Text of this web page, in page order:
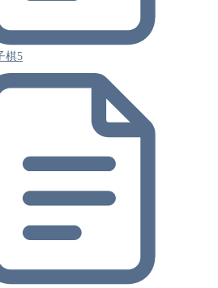
棋5